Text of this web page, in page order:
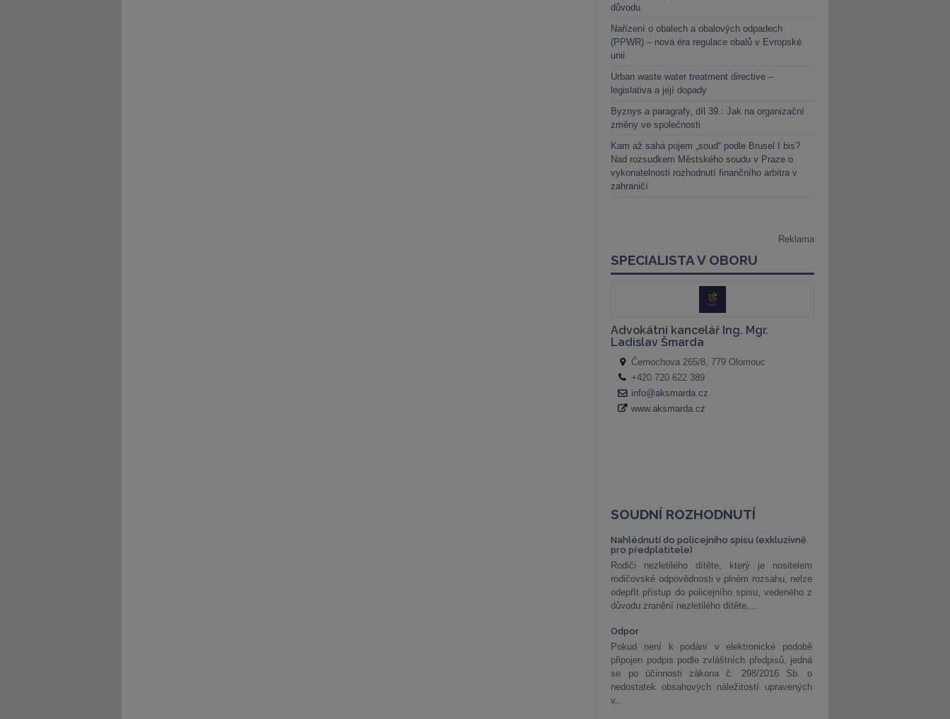
důvodu
Nařízení o obalech a obalových odpadech
(PPWR) – nová éra regulace obalů v Evropské
unii
Urban waste water treatment directive –
legislativa a její dopady
Byznys a paragrafy, díl 39.: Jak na organizační
změny ve společnosti
Kam až sahá pojem „soud“ podle Brusel I bis?
Nad rozsudkem Městského soudu v Praze o
vykonatelnosti rozhodnutí finančního arbitra v
zahraničí
SOUDNÍ ROZHODNUTÍ
Nahlédnutí do policejního spisu (exkluzivně
pro předplatitele)
Rodiči nezletilého dítěte, který je nositelem
rodičovské odpovědnosti v plném rozsahu, nelze
odepřít přístup do policejního spisu, vedeného z
důvodu zranění nezletilého dítěte,...
Odpor
Pokud není k podání v elektronické podobě
připojen podpis podle zvláštních předpisů, jedná
se po účinnosti zákona č. 298/2016 Sb. o
nedostatek obsahových náležitostí upravených
v...